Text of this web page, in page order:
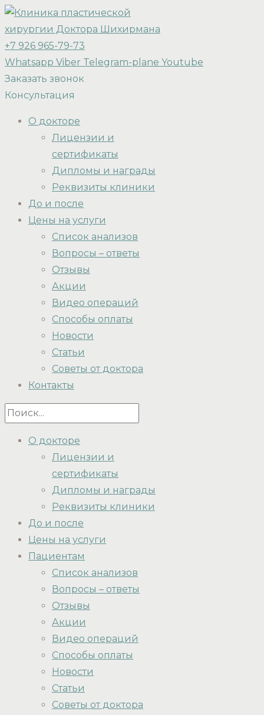
+7 926 965-79-73
Whatsapp Viber Telegram-plane Youtube
Заказать звонок
Консультация
О докторе
Лицензии и
сертификаты
Дипломы и награды
Реквизиты клиники
До и после
Цены на услуги
Список анализов
Вопросы – ответы
Отзывы
Акции
Видео операций
Способы оплаты
Новости
Статьи
Советы от доктора
Контакты
О докторе
Лицензии и
сертификаты
Дипломы и награды
Реквизиты клиники
До и после
Цены на услуги
Пациентам
Список анализов
Вопросы – ответы
Отзывы
Акции
Видео операций
Способы оплаты
Новости
Статьи
Советы от доктора